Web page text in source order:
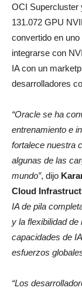
OCI Supercluster
131.072 GPU
convertido en
integrarse con
IA con un
desarrolladores
“Oracle se ha
entrenamiento e
fortalece nuestra
algunas de las
mundo”, dijo
Cloud
IA de pila
y la flexibilidad
capacidades de
esfuerzos
“Los